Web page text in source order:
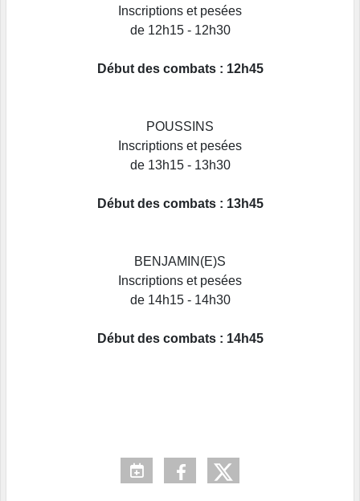
Inscriptions et pesées
de 12h15 - 12h30
Début des combats : 12h45
POUSSINS
Inscriptions et pesées
de 13h15 - 13h30
Début des combats : 13h45
BENJAMIN(E)S
Inscriptions et pesées
de 14h15 - 14h30
Début des combats : 14h45